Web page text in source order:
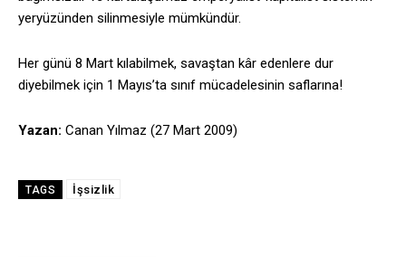
yeryüzünden silinmesiyle mümkündür.
Her günü 8 Mart kılabilmek, savaştan kâr edenlere dur
diyebilmek için 1 Mayıs’ta sınıf mücadelesinin saflarına!
Yazan: Canan Yılmaz (27 Mart 2009)
TAGS İşsizlik